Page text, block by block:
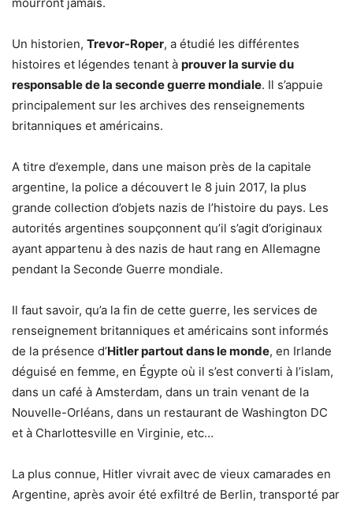
Un historien, Trevor-Roper, a étudié les différentes
histoires et légendes tenant à prouver la survie du
responsable de la seconde guerre mondiale. Il s’appuie
principalement sur les archives des renseignements
britanniques et américains.
A titre d’exemple, dans une maison près de la capitale
argentine, la police a découvert le 8 juin 2017, la plus
grande collection d’objets nazis de l’histoire du pays. Les
autorités argentines soupçonnent qu’il s’agit d’originaux
ayant appartenu à des nazis de haut rang en Allemagne
pendant la Seconde Guerre mondiale.
Il faut savoir, qu’a la fin de cette guerre, les services de
renseignement britanniques et américains sont informés
de la présence d’Hitler partout dans le monde, en Irlande
déguisé en femme, en Égypte où il s’est converti à l’islam,
dans un café à Amsterdam, dans un train venant de la
Nouvelle-Orléans, dans un restaurant de Washington DC
et à Charlottesville en Virginie, etc…
La plus connue, Hitler vivrait avec de vieux camarades en
Argentine, après avoir été exfiltré de Berlin, transporté par